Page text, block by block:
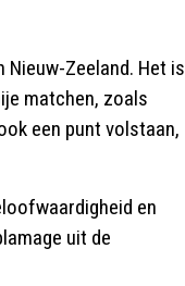
Nieuw-Zeeland. Het is
matchen, zoals
een punt volstaan,
en
uit de